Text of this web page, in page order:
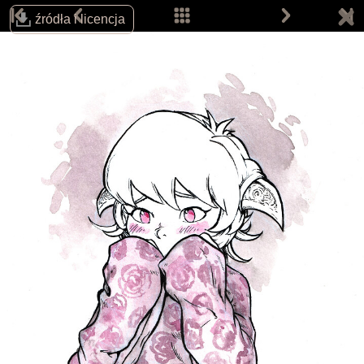
źródła i licencja
Śledź autora na:
Email: info@davidrevoy.com
Dołącz do pokojów rozmów (w j. angielskim):
IRC: #pepper&carrot na libera.chat
Matrix
Telegram
Strona główna
Komiksy
Prace